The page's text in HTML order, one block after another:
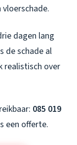
vloerschade.
dagen lang
de schade al
realistisch over
085 019
een offerte.